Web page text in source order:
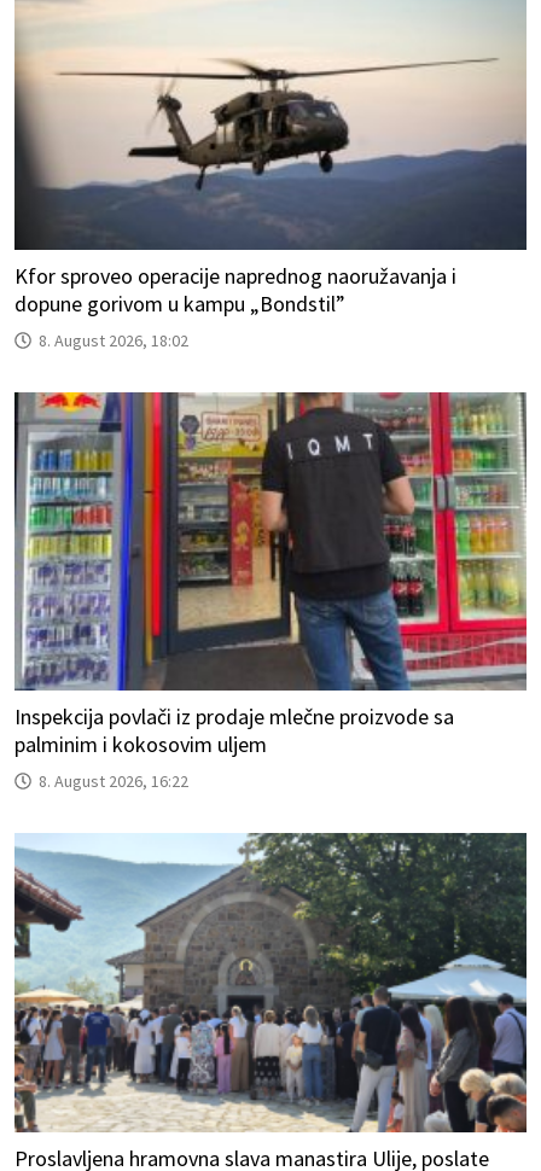
Kfor sproveo operacije naprednog naoružavanja i
dopune gorivom u kampu „Bondstil”
8. August 2026, 18:02
Inspekcija povlači iz prodaje mlečne proizvode sa
palminim i kokosovim uljem
8. August 2026, 16:22
Proslavljena hramovna slava manastira Ulije, poslate